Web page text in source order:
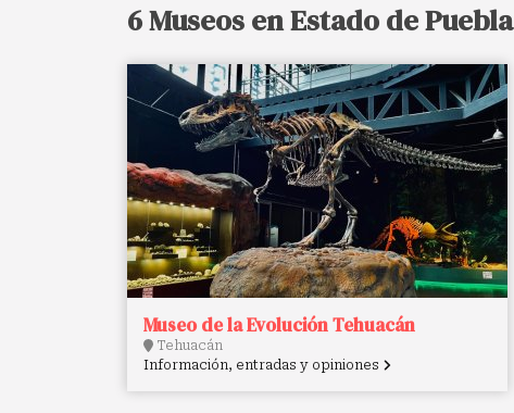
6 Museos en Estado de Puebla
Museo de la Evolución Tehuacán
Tehuacán
Información, entradas y opiniones